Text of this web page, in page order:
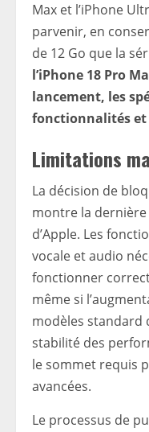
Max et l’iPhone
parvenir, en
de 12 Go que la
l’iPhone 18 Pro
lancement, les
fonctionnalités et
Limitations
La décision de
montre la
d’Apple. Les
vocale et audio
fonctionner
même si
modèles standard
stabilité des
le sommet requis
avancées.
Le processus de